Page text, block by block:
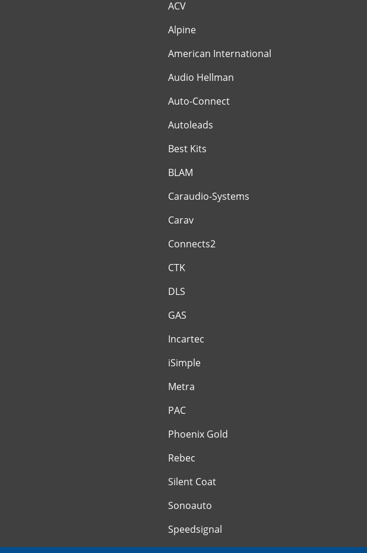
ACV
Alpine
American International
Audio Hellman
Auto-Connect
Autoleads
Best Kits
BLAM
Caraudio-Systems
Carav
Connects2
CTK
DLS
GAS
Incartec
iSimple
Metra
PAC
Phoenix Gold
Rebec
Silent Coat
Sonoauto
Speedsignal